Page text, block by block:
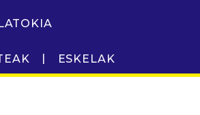
ESKELAK